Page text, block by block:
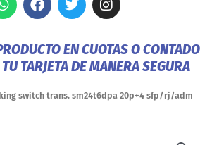
h
s
a
p
a
b
o
k
w
t
e
n
a
g
a
EN CUOTAS O CONTADO
TARJETA DE MANERA SEGURA
switch trans. sm24t6dpa 20p+4 sfp/rj/adm